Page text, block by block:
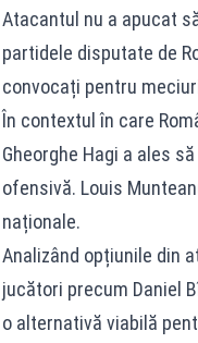
Atacantul nu a apucat
partidele disputate de
convocați pentru
În contextul în care
Gheorghe Hagi a ales
ofensivă. Louis
naționale.
Analizând opțiunile din
jucători precum Daniel
o alternativă viabilă